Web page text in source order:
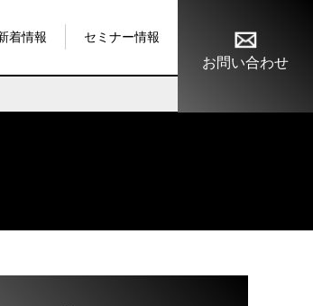
着情報 セミナー情報
お問い合わせ